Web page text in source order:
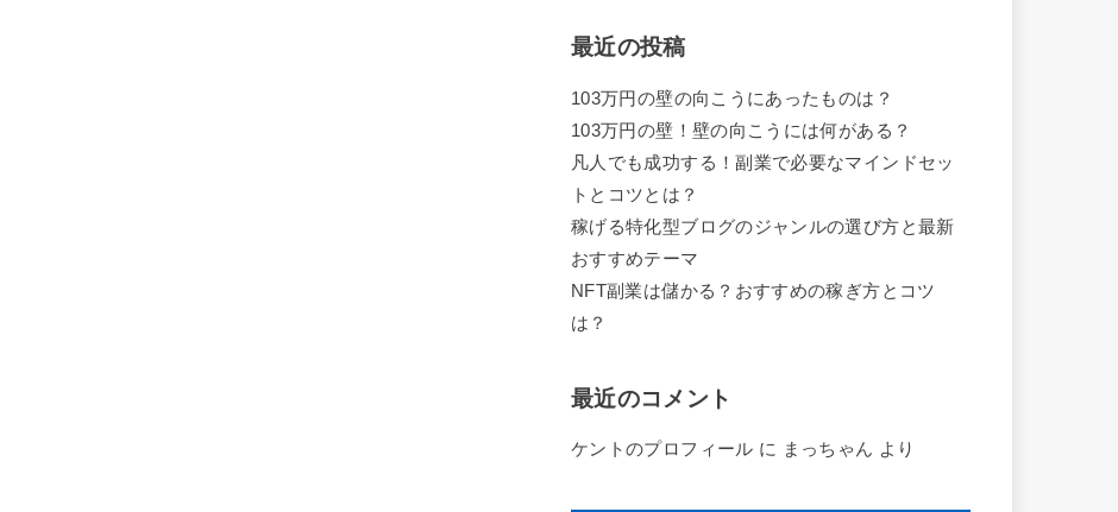
最近の投稿
103万円の壁の向こうにあったものは？
103万円の壁！壁の向こうには何がある？
凡人でも成功する！副業で必要なマインドセッ
トとコツとは？
稼げる特化型ブログのジャンルの選び方と最新
おすすめテーマ
NFT副業は儲かる？おすすめの稼ぎ方とコツ
は？
最近のコメント
ケントのプロフィール に まっちゃん より